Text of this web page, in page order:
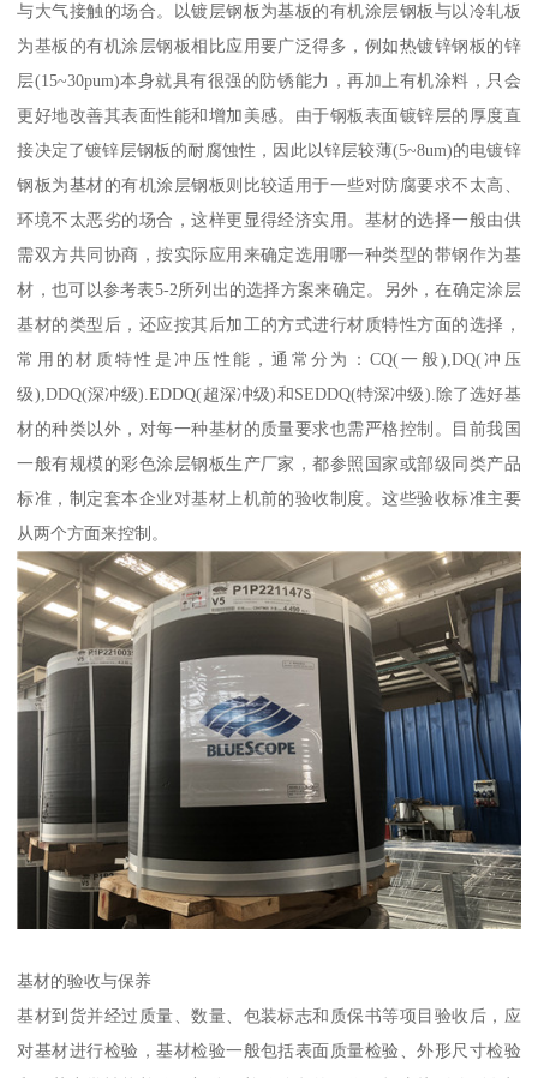
与大气接触的场合。以镀层钢板为基板的有机涂层钢板与以冷轧板
为基板的有机涂层钢板相比应用要广泛得多，例如热镀锌钢板的锌
层(15~30pum)本身就具有很强的防锈能力，再加上有机涂料，只会
更好地改善其表面性能和增加美感。由于钢板表面镀锌层的厚度直
接决定了镀锌层钢板的耐腐蚀性，因此以锌层较薄(5~8um)的电镀锌
钢板为基材的有机涂层钢板则比较适用于一些对防腐要求不太高、
环境不太恶劣的场合，这样更显得经济实用。基材的选择一般由供
需双方共同协商，按实际应用来确定选用哪一种类型的带钢作为基
材，也可以参考表5-2所列出的选择方案来确定。另外，在确定涂层
基材的类型后，还应按其后加工的方式进行材质特性方面的选择，
常用的材质特性是冲压性能，通常分为：CQ(一般),DQ(冲压
级),DDQ(深冲级).EDDQ(超深冲级)和SEDDQ(特深冲级).除了选好基
材的种类以外，对每一种基材的质量要求也需严格控制。目前我国
一般有规模的彩色涂层钢板生产厂家，都参照国家或部级同类产品
标准，制定套本企业对基材上机前的验收制度。这些验收标准主要
从两个方面来控制。
基材的验收与保养
基材到货并经过质量、数量、包装标志和质保书等项目验收后，应
对基材进行检验，基材检验一般包括表面质量检验、外形尺寸检验